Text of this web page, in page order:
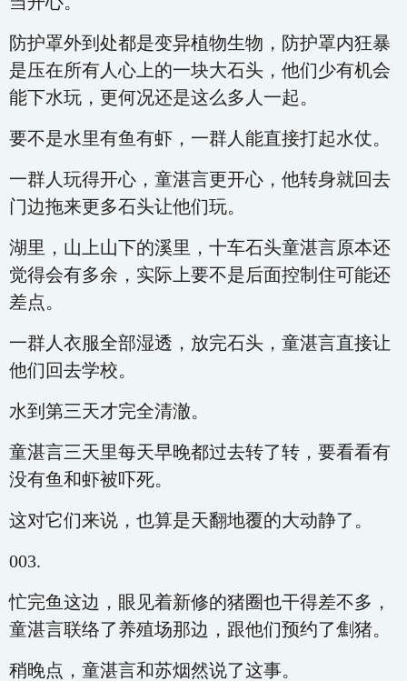
防护罩外到处都是变异植物生物，防护罩内狂暴
是压在所有人心上的一块大石头，他们少有机会
能下水玩，更何况还是这么多人一起。
要不是水里有鱼有虾，一群人能直接打起水仗。
一群人玩得开心，童湛言更开心，他转身就回去
门边拖来更多石头让他们玩。
湖里，山上山下的溪里，十车石头童湛言原本还
觉得会有多余，实际上要不是后面控制住可能还
差点。
一群人衣服全部湿透，放完石头，童湛言直接让
他们回去学校。
水到第三天才完全清澈。
童湛言三天里每天早晚都过去转了转，要看看有
没有鱼和虾被吓死。
这对它们来说，也算是天翻地覆的大动静了。
003.
忙完鱼这边，眼见着新修的猪圈也干得差不多，
童湛言联络了养殖场那边，跟他们预约了劁猪。
稍晚点，童湛言和苏烟然说了这事。